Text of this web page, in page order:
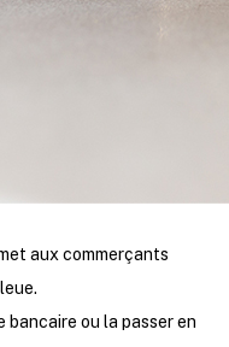
aux commerçants
ou la passer en